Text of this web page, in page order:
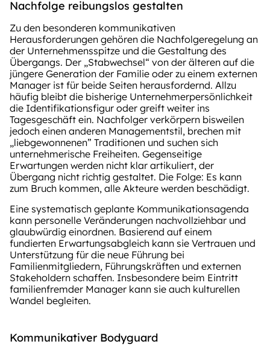
Nachfolge reibungslos gestalten
Zu den besonderen kommunikativen
Herausforderungen gehören die Nachfolgeregelung an
der Unternehmensspitze und die Gestaltung des
Übergangs. Der „Stabwechsel“ von der älteren auf die
jüngere Generation der Familie oder zu einem externen
Manager ist für beide Seiten herausfordernd. Allzu
häufig bleibt die bisherige Unternehmerpersönlichkeit
die Identifikationsfigur oder greift weiter ins
Tagesgeschäft ein. Nachfolger verkörpern bisweilen
jedoch einen anderen Managementstil, brechen mit
„liebgewonnenen” Traditionen und suchen sich
unternehmerische Freiheiten. Gegenseitige
Erwartungen werden nicht klar artikuliert, der
Übergang nicht richtig gestaltet. Die Folge: Es kann
zum Bruch kommen, alle Akteure werden beschädigt.
Eine systematisch geplante Kommunikationsagenda
kann personelle Veränderungen nachvollziehbar und
glaubwürdig einordnen. Basierend auf einem
fundierten Erwartungsabgleich kann sie Vertrauen und
Unterstützung für die neue Führung bei
Familienmitgliedern, Führungskräften und externen
Stakeholdern schaffen. Insbesondere beim Eintritt
familienfremder Manager kann sie auch kulturellen
Wandel begleiten.
Kommunikativer Bodyguard